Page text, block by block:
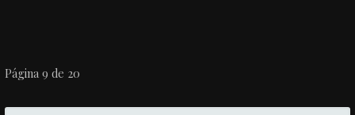
NAVEGACIÓN
Página 9 de 20